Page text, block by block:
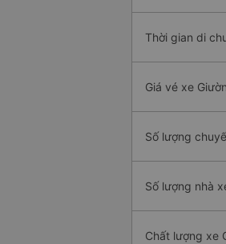
Thời gian di
Giá vé xe
Số lượng
Số lượng nhà
Chất lượng xe